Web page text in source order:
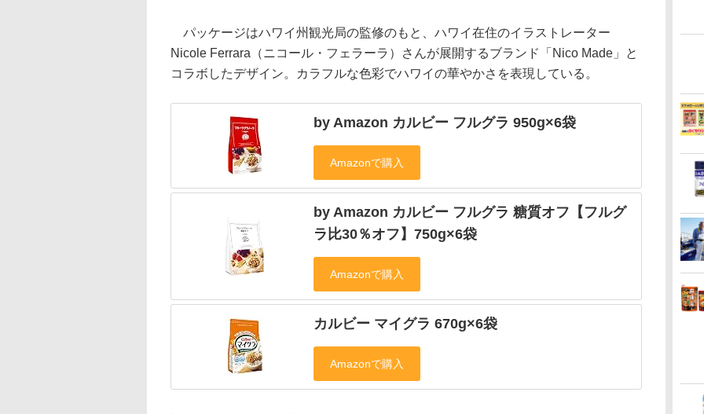
パッケージはハワイ州観光局の監修のもと、ハワイ在住のイラストレーター
Nicole Ferrara（ニコール・フェラーラ）さんが展開するブランド「Nico Made」と
コラボしたデザイン。カラフルな色彩でハワイの華やかさを表現している。
by Amazon カルビー フルグラ 950g×6袋
by Amazon カルビー フルグラ 糖質オフ【フルグ
ラ比30％オフ】750g×6袋
カルビー マイグラ 670g×6袋